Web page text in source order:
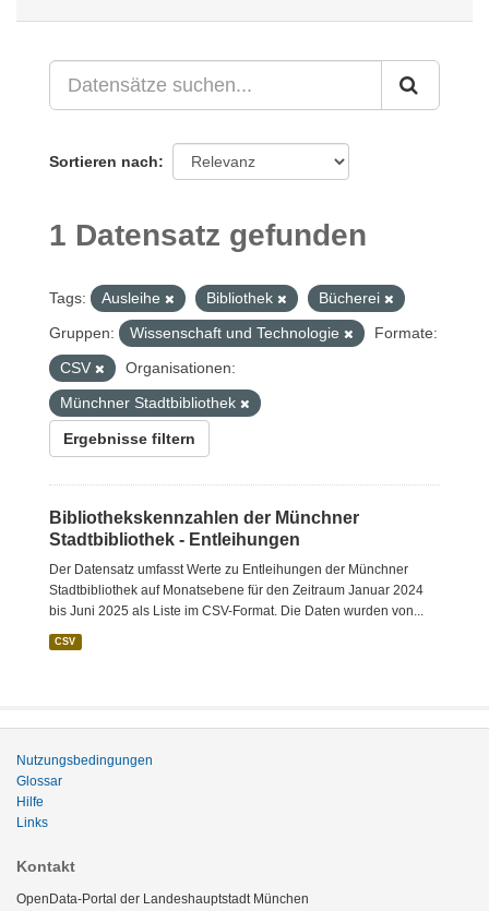
Sortieren nach
1 Datensatz gefunden
Tags: Ausleihe Bibliothek
Bücherei
Gruppen:
Wissenschaft und Technologie
Formate:
CSV
Organisationen:
Münchner Stadtbibliothek
Ergebnisse filtern
Bibliothekskennzahlen der Münchner
Stadtbibliothek - Entleihungen
Der Datensatz umfasst Werte zu Entleihungen der Münchner
Stadtbibliothek auf Monatsebene für den Zeitraum Januar 2024
bis Juni 2025 als Liste im CSV-Format. Die Daten wurden von...
CSV
Nutzungsbedingungen
Glossar
Hilfe
Links
Kontakt
OpenData-Portal der Landeshauptstadt München